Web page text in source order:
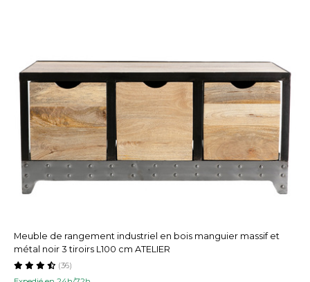
Meuble de rangement industriel en bois manguier massif et
métal noir 3 tiroirs L100 cm ATELIER
(36)